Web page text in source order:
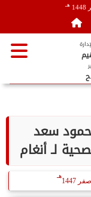
هـ
سعد
لـ أنغام
هـ